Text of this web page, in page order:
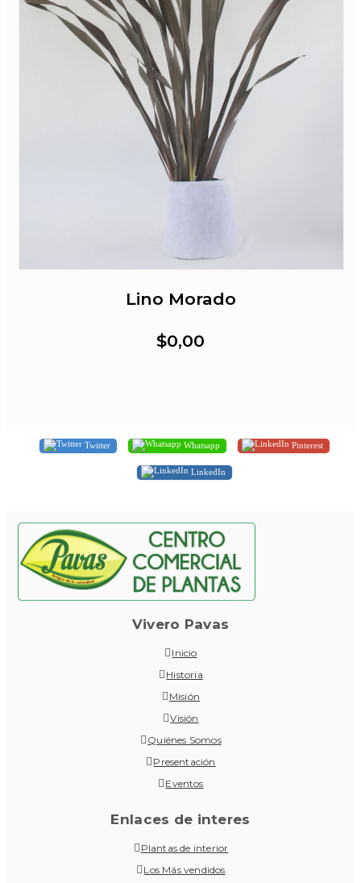
Lino Morado
$0,00
Twitter Whatsapp Pinterest
LinkedIn
Vivero Pavas
Inicio
Historia
Misión
Visión
Quiénes Somos
Presentación
Eventos
Enlaces de interes
Plantas de interior
Los Más vendidos